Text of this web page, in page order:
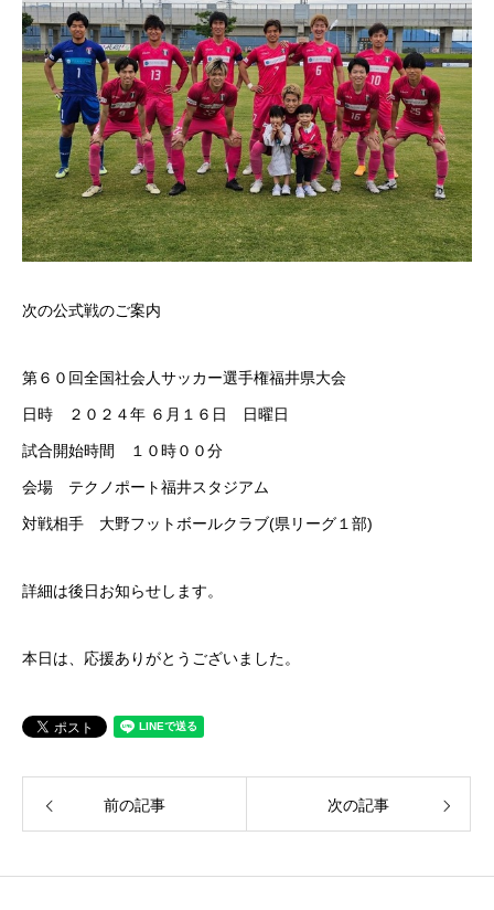
次の公式戦のご案内
第６０回全国社会人サッカー選手権福井県大会
日時 ２０２４年 ６月１６日 日曜日
試合開始時間 １０時００分
会場 テクノポート福井スタジアム
対戦相手 大野フットボールクラブ(県リーグ１部)
詳細は後日お知らせします。
本日は、応援ありがとうございました。
前の記事 次の記事